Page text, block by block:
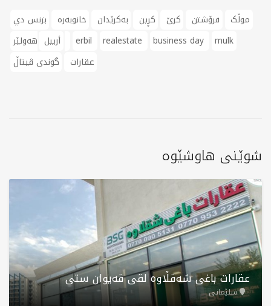
موڵک فرۆشتن کرێ کڕین بەکرێدان خانوبەرە
بزنس دي
أربيل
erbil realestate business day
mulk
عقارات
گوندی ڤیتاڵ
شوێنی هاوشێوە
عقارات باغی شەقڵاوە لقی قەیوان ستی
سلێمانی